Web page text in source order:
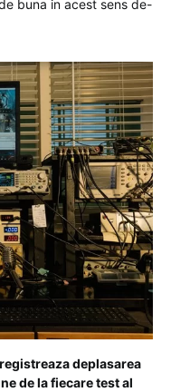
buna in acest sens de-
deplasarea
de la fiecare test al